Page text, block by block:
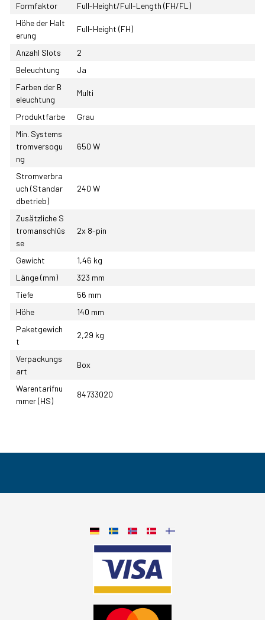
Formfaktor
Full-Height/Full-Length (FH/FL)
Höhe der Halt
erung
Full-Height (FH)
Anzahl Slots
2
Beleuchtung
Ja
Farben der B
eleuchtung
Multi
Produktfarbe
Grau
Min. Systems
tromversogu
ng
650 W
Stromverbra
uch (Standar
dbetrieb)
240 W
Zusätzliche S
tromanschlüs
se
2x 8-pin
Gewicht
1,46 kg
Länge (mm)
323 mm
Tiefe
56 mm
Höhe
140 mm
Paketgewich
t
2,29 kg
Verpackungs
art
Box
Warentarifnu
mmer (HS)
84733020